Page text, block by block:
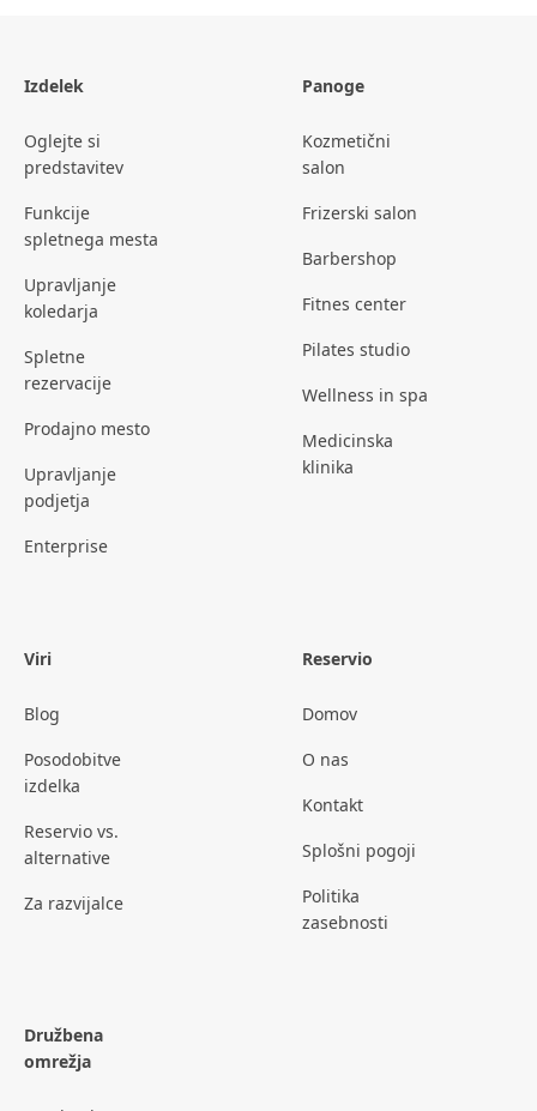
Izdelek
Oglejte si
predstavitev
Funkcije
spletnega mesta
Upravljanje
koledarja
Spletne
rezervacije
Prodajno mesto
Upravljanje
podjetja
Enterprise
Panoge
Kozmetični
salon
Frizerski salon
Barbershop
Fitnes center
Pilates studio
Wellness in spa
Medicinska
klinika
Viri
Blog
Posodobitve
izdelka
Reservio vs.
alternative
Za razvijalce
Reservio
Domov
O nas
Kontakt
Splošni pogoji
Politika
zasebnosti
Družbena
omrežja